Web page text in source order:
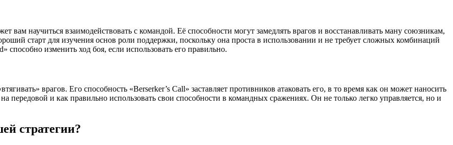
научиться взаимодействовать с командой. Её способности могут замедлять врагов и восстанавливать ману союзникам,
старт для изучения основ роли поддержки, поскольку она проста в использовании и не требует сложных комбинаций
способно изменить ход боя, если использовать его правильно.
врагов. Его способность «Berserker’s Call» заставляет противников атаковать его, в то время как он может наносить
передовой и как правильно использовать свои способности в командных сражениях. Он не только легко управляется, но и
стратегии?